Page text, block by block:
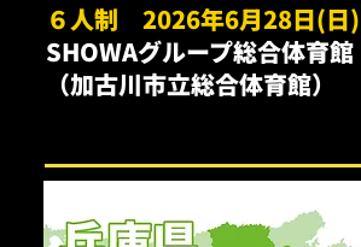
６人制 2026年6月28日(日)
SHOWAグループ総合体育館
（加古川市立総合体育館）